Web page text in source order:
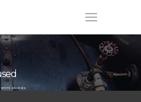
alustala